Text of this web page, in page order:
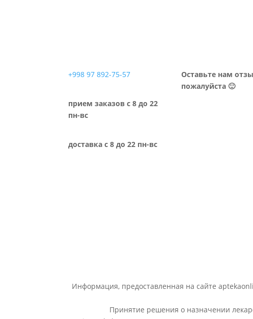
+998 97 892-75-57
прием заказов с 8 до 22
пн-вс
доставка с 8 до 22 пн-вс
Оставьте нам
пожалуйста 🙂
Информация, предоставленная на сайте
Принятие решения о назначении